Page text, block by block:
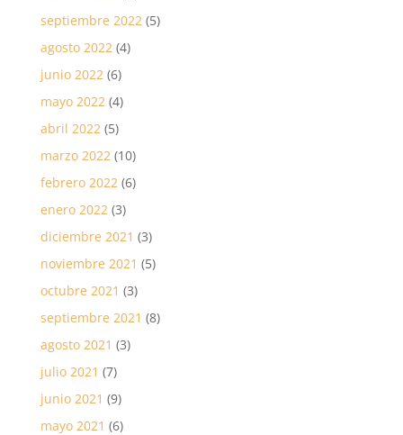
septiembre 2022(5)
agosto 2022(4)
junio 2022(6)
mayo 2022(4)
abril 2022(5)
marzo 2022(10)
febrero 2022(6)
enero 2022(3)
diciembre 2021 (3)
noviembre 2021 (5)
octubre 2021 (3)
septiembre 2021 (8)
agosto 2021 (3)
julio 2021 (7)
junio 2021 (9)
mayo 2021 (6)